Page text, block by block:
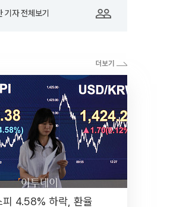
기자 전체보기
피 4.58% 하락, 환율